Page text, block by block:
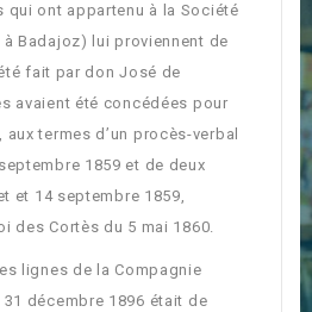
qui ont appartenu à la Société
Badajoz) lui proviennent de
fait par don José de
avaient été concédées pour
aux termes d’un procès-verbal
1859 et de deux
et 14 septembre 1859,
des Cortès du 5 mai 1860.
lignes de la Compagnie
décembre 1896 était de